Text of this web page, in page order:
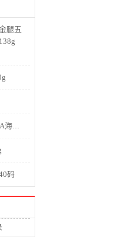
腿五
【林更新同款】HLA海澜之家净色POLO2020夏季新品基础珠地POLO衫男HNTPD2Q0041A 漂白41 170/88Y/M
码